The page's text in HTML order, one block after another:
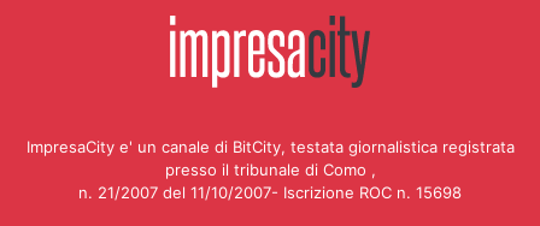
ImpresaCity e' un canale di BitCity, testata giornalistica registrata
presso il tribunale di Como ,
n. 21/2007 del 11/10/2007- Iscrizione ROC n. 15698